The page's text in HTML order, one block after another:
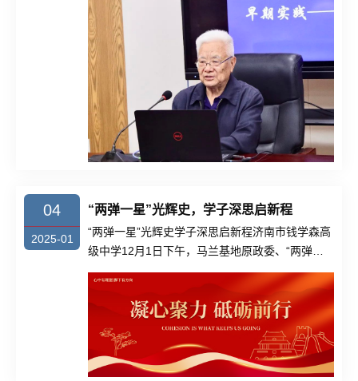
04
2025-01
“两弹一星”光辉史，学子深思启新程
“两弹一星”光辉史学子深思启新程济南市钱学森高
级中学12月1日下午，马兰基地原政委、“两弹一
星”历史......